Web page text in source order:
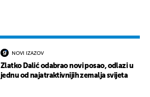
NOVI IZAZOV
Zlatko Dalić odabrao novi posao, odlazi u
jednu od najatraktivnijih zemalja svijeta